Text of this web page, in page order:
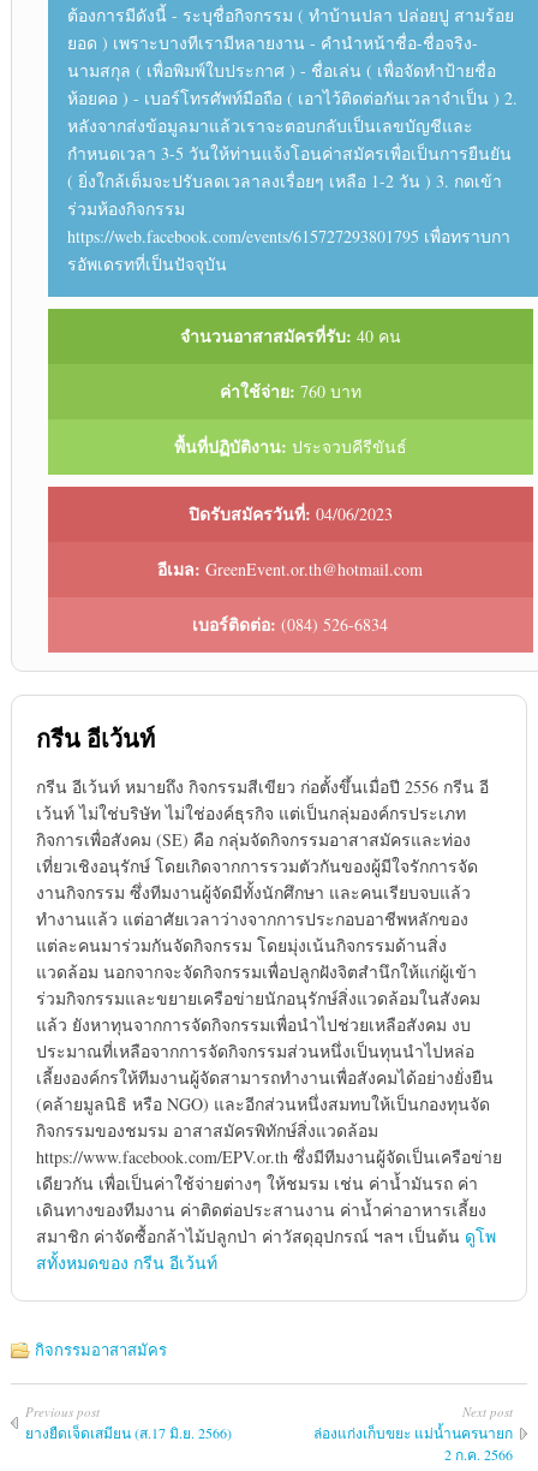
ต้องการมีดังนี้ - ระบุชื่อกิจกรรม ( ทำบ้านปลา ปล่อยปู สามร้อย
ยอด ) เพราะบางทีเรามีหลายงาน - คำนำหน้าชื่อ-ชื่อจริง-
นามสกุล ( เพื่อพิมพ์ใบประกาศ ) - ชื่อเล่น ( เพื่อจัดทำป้ายชื่อ
ห้อยคอ ) - เบอร์โทรศัพท์มือถือ ( เอาไว้ติดต่อกันเวลาจำเป็น ) 2.
หลังจากส่งข้อมูลมาแล้วเราจะตอบกลับเป็นเลขบัญชีและ
กำหนดเวลา 3-5 วันให้ท่านแจ้งโอนค่าสมัครเพื่อเป็นการยืนยัน
( ยิ่งใกล้เต็มจะปรับลดเวลาลงเรื่อยๆ เหลือ 1-2 วัน ) 3. กดเข้า
ร่วมห้องกิจกรรม
https://web.facebook.com/events/615727293801795 เพื่อทราบกา
รอัพเดรทที่เป็นปัจจุบัน
จำนวนอาสาสมัครที่รับ: 40 คน
ค่าใช้จ่าย: 760 บาท
พื้นที่ปฏิบัติงาน: ประจวบคีรีขันธ์
ปิดรับสมัครวันที่: 04/06/2023
อีเมล: GreenEvent.or.th@hotmail.com
เบอร์ติดต่อ: (084) 526-6834
กรีน อีเว้นท์
กรีน อีเว้นท์ หมายถึง กิจกรรมสีเขียว ก่อตั้งขึ้นเมื่อปี 2556 กรีน อี
เว้นท์ ไม่ใช่บริษัท ไม่ใช่องค์ธุรกิจ แต่เป็นกลุ่มองค์กรประเภท
กิจการเพื่อสังคม (SE) คือ กลุ่มจัดกิจกรรมอาสาสมัครและท่อง
เที่ยวเชิงอนุรักษ์ โดยเกิดจากการรวมตัวกันของผู้มีใจรักการจัด
งานกิจกรรม ซึ่งทีมงานผู้จัดมีทั้งนักศึกษา และคนเรียบจบแล้ว
ทำงานแล้ว แต่อาศัยเวลาว่างจากการประกอบอาชีพหลักของ
แต่ละคนมาร่วมกันจัดกิจกรรม โดยมุ่งเน้นกิจกรรมด้านสิ่ง
แวดล้อม นอกจากจะจัดกิจกรรมเพื่อปลูกฝังจิตสำนึกให้แก่ผู้เข้า
ร่วมกิจกรรมและขยายเครือข่ายนักอนุรักษ์สิ่งแวดล้อมในสังคม
แล้ว ยังหาทุนจากการจัดกิจกรรมเพื่อนำไปช่วยเหลือสังคม งบ
ประมาณที่เหลือจากการจัดกิจกรรมส่วนหนึ่งเป็นทุนนำไปหล่อ
เลี้ยงองค์กรให้ทีมงานผู้จัดสามารถทำงานเพื่อสังคมได้อย่างยั่งยืน
(คล้ายมูลนิธิ หรือ NGO) และอีกส่วนหนึ่งสมทบให้เป็นกองทุนจัด
กิจกรรมของชมรม อาสาสมัครพิทักษ์สิ่งแวดล้อม
https://www.facebook.com/EPV.or.th ซึ่งมีทีมงานผู้จัดเป็นเครือข่าย
เดียวกัน เพื่อเป็นค่าใช้จ่ายต่างๆ ให้ชมรม เช่น ค่าน้ำมันรถ ค่า
เดินทางของทีมงาน ค่าติดต่อประสานงาน ค่าน้ำค่าอาหารเลี้ยง
สมาชิก ค่าจัดซื้อกล้าไม้ปลูกป่า ค่าวัสดุอุปกรณ์ ฯลฯ เป็นต้น ดูโพ
สทั้งหมดของ กรีน อีเว้นท์
กิจกรรมอาสาสมัคร
Previous post
ยางยืดเจ็ดเสมียน (ส.17 มิ.ย. 2566)
Next post
ล่องแก่งเก็บขยะ แม่น้ำนครนายก
2 ก.ค. 2566